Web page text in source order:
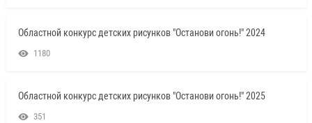
Областной конкурс детских рисунков "Останови огонь!" 2024
1180
Областной конкурс детских рисунков "Останови огонь!" 2025
351